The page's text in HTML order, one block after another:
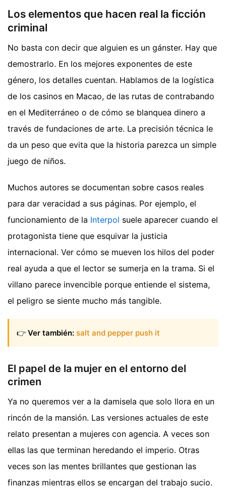
Los elementos que hacen real la ficción
criminal
No basta con decir que alguien es un gánster. Hay que
demostrarlo. En los mejores exponentes de este
género, los detalles cuentan. Hablamos de la logística
de los casinos en Macao, de las rutas de contrabando
en el Mediterráneo o de cómo se blanquea dinero a
través de fundaciones de arte. La precisión técnica le
da un peso que evita que la historia parezca un simple
juego de niños.
Muchos autores se documentan sobre casos reales
para dar veracidad a sus páginas. Por ejemplo, el
funcionamiento de la Interpol suele aparecer cuando el
protagonista tiene que esquivar la justicia
internacional. Ver cómo se mueven los hilos del poder
real ayuda a que el lector se sumerja en la trama. Si el
villano parece invencible porque entiende el sistema,
el peligro se siente mucho más tangible.
👉 Ver también: salt and pepper push it
El papel de la mujer en el entorno del
crimen
Ya no queremos ver a la damisela que solo llora en un
rincón de la mansión. Las versiones actuales de este
relato presentan a mujeres con agencia. A veces son
ellas las que terminan heredando el imperio. Otras
veces son las mentes brillantes que gestionan las
finanzas mientras ellos se encargan del trabajo sucio.